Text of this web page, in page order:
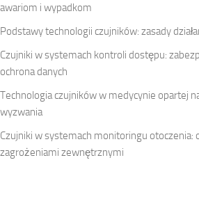
awariom i wypadkom
Podstawy technologii czujników: zasady
Czujniki w systemach kontroli dostępu:
ochrona danych
Technologia czujników w medycynie opartej
wyzwania
Czujniki w systemach monitoringu otoczenia:
zagrożeniami zewnętrznymi